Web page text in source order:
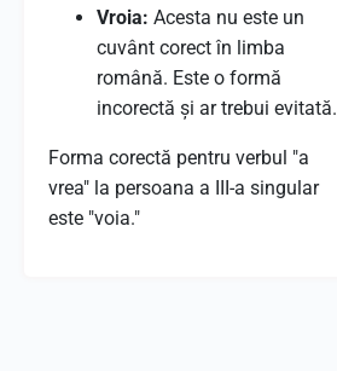
Vroia: Acesta nu este un
cuvânt corect în limba
română. Este o formă
incorectă și ar trebui evitată.
Forma corectă pentru verbul "a
vrea" la persoana a III-a singular
este "voia."